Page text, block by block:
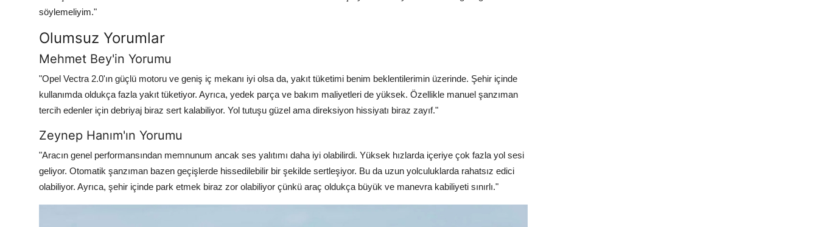
söylemeliyim."
Olumsuz Yorumlar
Mehmet Bey'in Yorumu
"Opel Vectra 2.0'ın güçlü motoru ve geniş iç mekanı iyi olsa da, yakıt tüketimi benim beklentilerimin üzerinde. Şehir içinde
kullanımda oldukça fazla yakıt tüketiyor. Ayrıca, yedek parça ve bakım maliyetleri de yüksek. Özellikle manuel şanzıman
tercih edenler için debriyaj biraz sert kalabiliyor. Yol tutuşu güzel ama direksiyon hissiyatı biraz zayıf."
Zeynep Hanım'ın Yorumu
"Aracın genel performansından memnunum ancak ses yalıtımı daha iyi olabilirdi. Yüksek hızlarda içeriye çok fazla yol sesi
geliyor. Otomatik şanzıman bazen geçişlerde hissedilebilir bir şekilde sertleşiyor. Bu da uzun yolculuklarda rahatsız edici
olabiliyor. Ayrıca, şehir içinde park etmek biraz zor olabiliyor çünkü araç oldukça büyük ve manevra kabiliyeti sınırlı."